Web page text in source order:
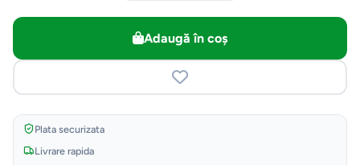
Adaugă în coș
Plata securizata
Livrare rapida